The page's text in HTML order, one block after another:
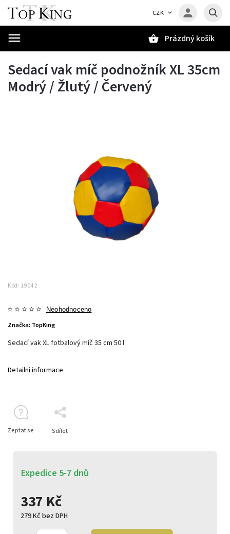
CZK
Prázdný košík
Sedací vak míč podnožník XL 35cm
Modrý / Žlutý / Červený
Kód: 19042
Neohodnoceno
Značka: TopKing
337 Kč
279 Kč bez DPH
Expedice 5-7 dnů
Sedací vak XL fotbalový míč 35 cm 50 l
Detailní informace
Zeptat se Sdílet